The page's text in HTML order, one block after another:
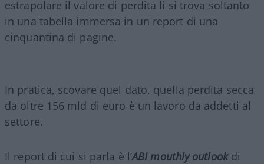
estrapolare il valore di perdita li si trova soltanto
in una tabella immersa in un report di una
cinquantina di pagine.
In pratica, scovare quel dato, quella perdita secca
da oltre 156 mld di euro è un lavoro da addetti al
settore.
Il report di cui si parla è l’ABI mouthly outlook di